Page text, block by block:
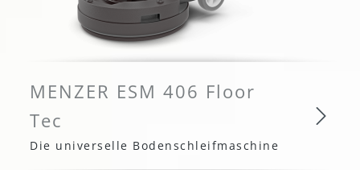
MENZER ESM 406 Floor
Tec
Die universelle Bodenschleifmaschine